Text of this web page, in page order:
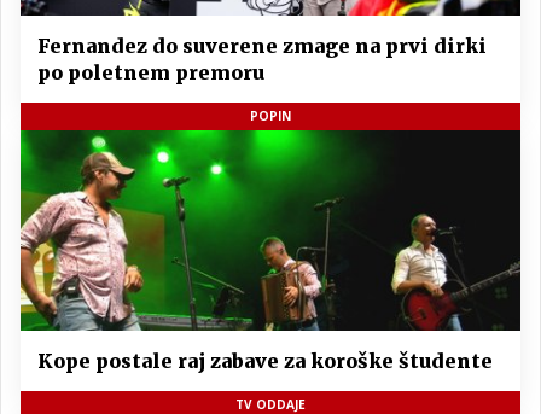
Fernandez do suverene zmage na prvi dirki
po poletnem premoru
POPIN
Kope postale raj zabave za koroške študente
TV ODDAJE